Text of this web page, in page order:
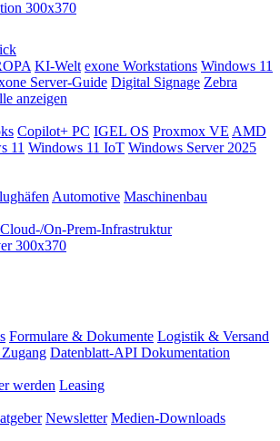
KI-Welt exone Workstations Windows 11
Server-Guide Digital Signage Zebra
anzeigen
Copilot+ PC IGEL OS Proxmox VE AMD
11 Windows 11 IoT Windows Server 2025
Automotive Maschinenbau
On-Prem-Infrastruktur
Formulare & Dokumente Logistik & Versand
Datenblatt-API Dokumentation
werden Leasing
Newsletter Medien-Downloads